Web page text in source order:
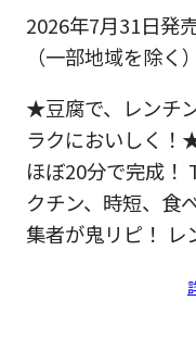
2026年7月31日発
（一部地域を除く）
★豆腐で、レンチ
ラクにおいしく！
ほぼ20分で完成！
クチン、時短、食
集者が鬼リピ！